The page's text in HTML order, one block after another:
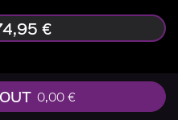
€
Ingwer, Wasabi, Soja-
0,00 €